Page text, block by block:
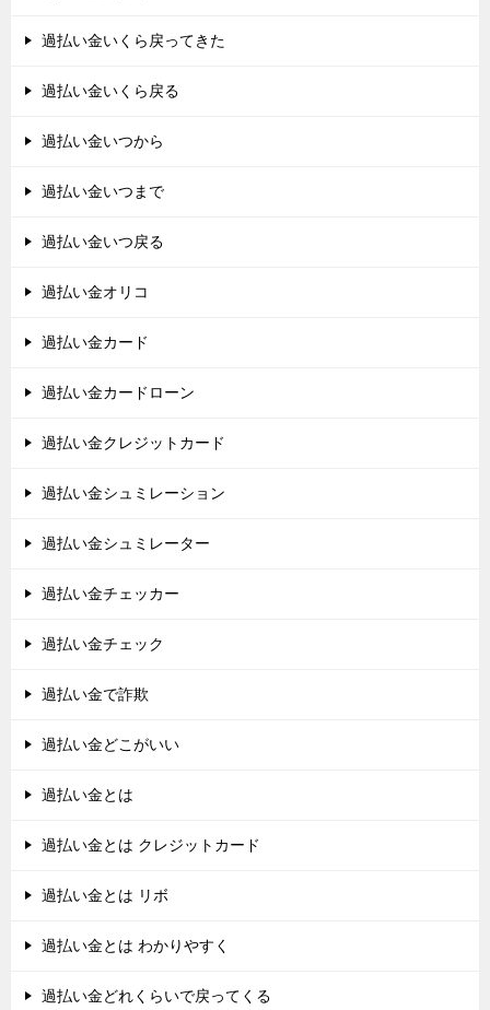
過払い金いくら戻ってきた
過払い金いくら戻る
過払い金いつから
過払い金いつまで
過払い金いつ戻る
過払い金オリコ
過払い金カード
過払い金カードローン
過払い金クレジットカード
過払い金シュミレーション
過払い金シュミレーター
過払い金チェッカー
過払い金チェック
過払い金で詐欺
過払い金どこがいい
過払い金とは
過払い金とは クレジットカード
過払い金とは リボ
過払い金とは わかりやすく
過払い金どれくらいで戻ってくる